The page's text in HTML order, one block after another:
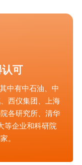
可
中有中石油、中
西仪集团、上海
各研究所、清华
等企业和科研院
。